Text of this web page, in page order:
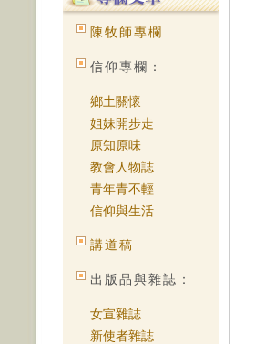
陳牧師專欄
信仰專欄：
鄉土關懷
姐妹開步走
原知原味
教會人物誌
青年青不輕
信仰與生活
講道稿
出版品與雜誌：
女宣雜誌
新使者雜誌